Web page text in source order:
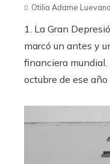
Otilia Adame Luevano
1. La Gran
marcó un antes y
financiera
octubre de ese